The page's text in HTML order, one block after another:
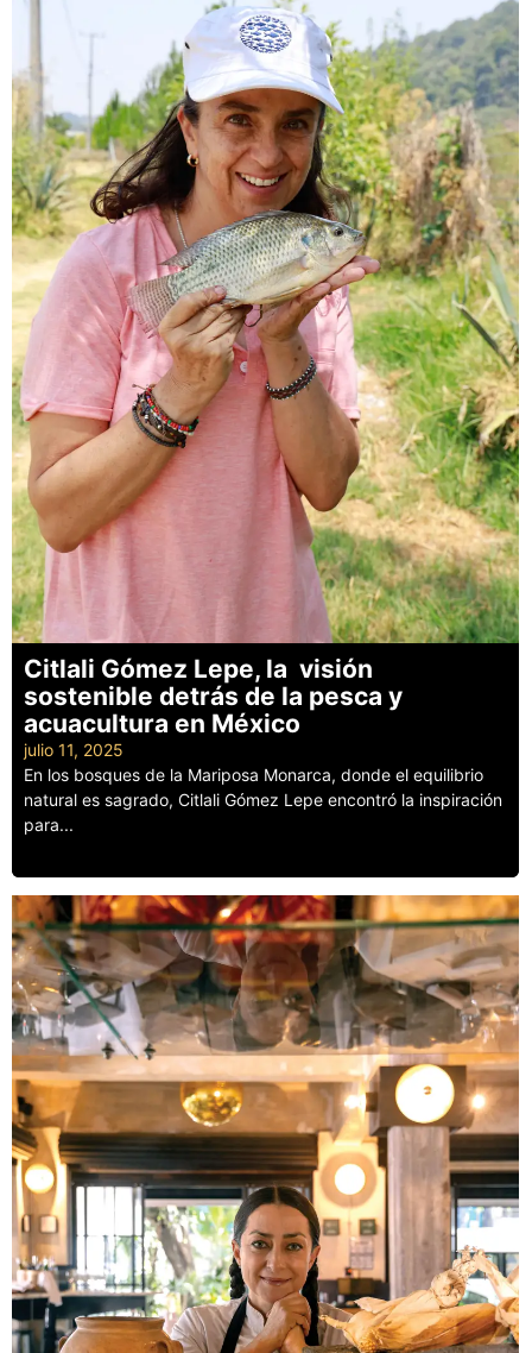
Citlali Gómez Lepe, la visión
sostenible detrás de la pesca y
acuacultura en México
julio 11, 2025
En los bosques de la Mariposa Monarca, donde el equilibrio
natural es sagrado, Citlali Gómez Lepe encontró la inspiración
para...